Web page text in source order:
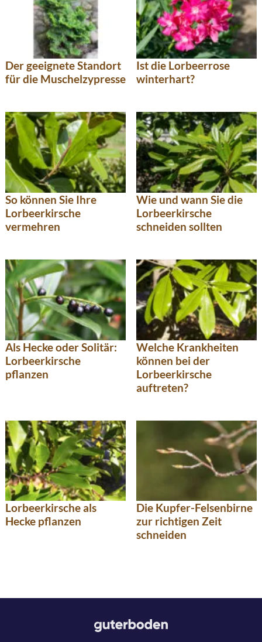
Der geeignete Standort
für die Muschelzypresse
Ist die Lorbeerrose
winterhart?
So können Sie Ihre
Lorbeerkirsche
vermehren
Wie und wann Sie die
Lorbeerkirsche
schneiden sollten
Als Hecke oder Solitär:
Lorbeerkirsche
pflanzen
Welche Krankheiten
können bei der
Lorbeerkirsche
auftreten?
Lorbeerkirsche als
Hecke pflanzen
Die Kupfer-Felsenbirne
zur richtigen Zeit
schneiden